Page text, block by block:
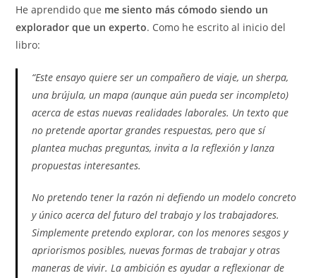
He aprendido que me siento más cómodo siendo un
explorador que un experto. Como he escrito al inicio del
libro:
“Este ensayo quiere ser un compañero de viaje, un sherpa,
una brújula, un mapa (aunque aún pueda ser incompleto)
acerca de estas nuevas realidades laborales. Un texto que
no pretende aportar grandes respuestas, pero que sí
plantea muchas preguntas, invita a la reflexión y lanza
propuestas interesantes.
No pretendo tener la razón ni defiendo un modelo concreto
y único acerca del futuro del trabajo y los trabajadores.
Simplemente pretendo explorar, con los menores sesgos y
apriorismos posibles, nuevas formas de trabajar y otras
maneras de vivir. La ambición es ayudar a reflexionar de